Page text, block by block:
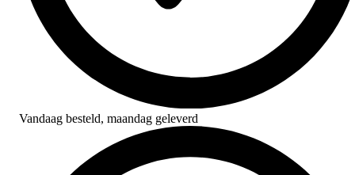
Vandaag besteld, maandag geleverd